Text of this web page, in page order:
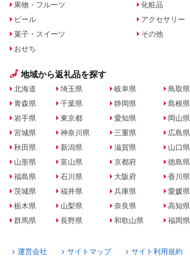
果物・フルーツ
ビール
菓子・スイーツ
おせち
化粧品
アクセサリー
その他
地域から返礼品を探す
北海道
青森県
岩手県
宮城県
秋田県
山形県
福島県
茨城県
栃木県
群馬県
埼玉県
千葉県
東京都
神奈川県
新潟県
富山県
石川県
福井県
山梨県
長野県
岐阜県
静岡県
愛知県
三重県
滋賀県
京都府
大阪府
兵庫県
奈良県
和歌山県
鳥取県
島根県
岡山県
広島県
山口県
徳島県
香川県
愛媛県
高知県
福岡県
運営会社 サイトマップ サイト利用規約